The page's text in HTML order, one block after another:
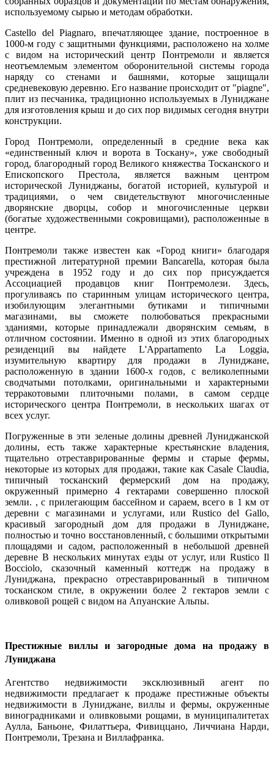
используемому сырью и методам обработки.
Castello del Piagnaro, впечатляющее здание, построенное в
1000-м году с защитными функциями, расположено на холме
с видом на исторический центр Понтремоли и является
неотъемлемым элементом оборонительной системы города
наряду со стенами и башнями, которые защищали
средневековую деревню. Его название происходит от "piagne",
плит из песчаника, традиционно используемых в Луниджане
для изготовления крыш и до сих пор видимых сегодня внутри
конструкции.
Город Понтремоли, определенный в средние века как
«единственный ключ и ворота в Тоскану», уже свободный
город, благородный город Великого княжества Тосканского и
Епископского Престола, является важным центром
исторической Луниджаны, богатой историей, культурой и
традициями, о чем свидетельствуют многочисленные
дворянские дворцы, собор и многочисленные церкви
(богатые художественными сокровищами), расположенные в
центре.
Понтремоли также известен как «Город книги» благодаря
престижной литературной премии Bancarella, которая была
учреждена в 1952 году и до сих пор присуждается
Ассоциацией продавцов книг Понтремолези. Здесь,
прогуливаясь по старинным улицам исторического центра,
изобилующим элегантными бутиками и типичными
магазинами, вы сможете полюбоваться прекрасными
зданиями, которые принадлежали дворянским семьям, в
отличном состоянии. Именно в одной из этих благородных
резиденций вы найдете L'Appartamento La Loggia,
изумительную квартиру для продажи в Луниджане,
расположенную в здании 1600-х годов, с великолепными
сводчатыми потолками, оригинальными и характерными
терракотовыми плиточными полами, в самом сердце
исторического центра Понтремоли, в нескольких шагах от
всех услуг.
Погруженные в эти зеленые долины древней Луниджанской
долины, есть также характерные крестьянские владения,
тщательно отреставрированные фермы и старые фермы,
некоторые из которых для продажи, такие как Casale Claudia,
типичный тосканский фермерский дом на продажу,
окруженный примерно 4 гектарами совершенно плоской
земли. , с прилегающим бассейном и сараем, всего в 1 км от
деревни с магазинами и услугами, или Rustico del Gallo,
красивый загородный дом для продажи в Луниджане,
полностью и точно восстановленный, с большими открытыми
площадями и садом, расположенный в небольшой древней
деревне В нескольких минутах езды от услуг, или Rustico Il
Bocciolo, сказочный каменный коттедж на продажу в
Луниджана, прекрасно отреставрированный в типичном
тосканском стиле, в окружении более 2 гектаров земли с
оливковой рощей с видом на Апуанские Альпы.
Престижные виллы и загородные дома на продажу в
Луниджана
Агентство недвижимости эксклюзивный агент по
недвижимости предлагает к продаже престижные объекты
недвижимости в Луниджане, виллы и фермы, окруженные
виноградниками и оливковыми рощами, в муниципалитетах
Аулла, Баньоне, Филаттьера, Фивиццано, Личчиана Нарди,
Понтремоли, Трезана и Виллафранка.